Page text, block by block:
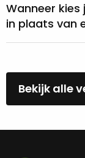
Wanneer
in plaats van
Bekijk alle